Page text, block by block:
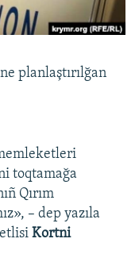
planlaştırılğan
toqtamağa
Qırım
– dep yazıla
Kortni